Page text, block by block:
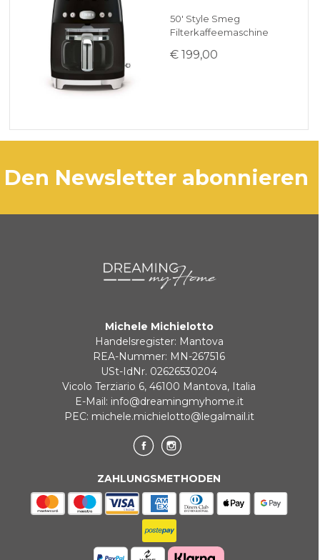
50' Style Smeg
Filterkaffeemaschine
€ 199,00
den Newsletter abonnieren
Michele Michielotto
Handelsregister: Mantova
REA-Nummer: MN-267516
USt-IdNr. 02626530204
Vicolo Terziario 6, 46100 Mantova, Italia
E-Mail: info@dreamingmyhome.it
PEC: michele.michielotto@legalmail.it
ZAHLUNGSMETHODEN